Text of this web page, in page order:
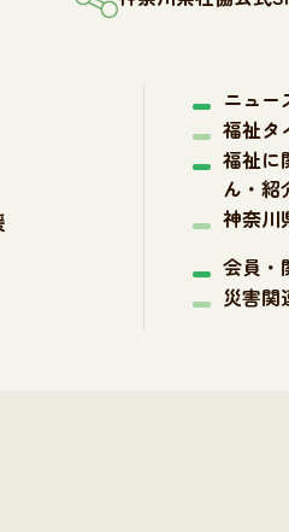
ニュー
福祉タ
福祉に
ん・紹
神奈川
会員・
災害関